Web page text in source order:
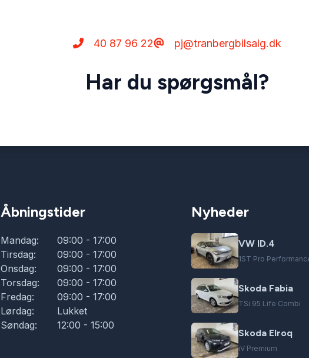
40 87 96 22 pj@tranbergbilsalg.dk
Har du spørgsmål?
Åbningstider
Mandag:
09:00 - 17:00
Tirsdag:
09:00 - 17:00
Onsdag:
09:00 - 17:00
Torsdag:
09:00 - 17:00
Fredag:
09:00 - 17:00
Lørdag:
Lukket
Søndag:
12:00 - 15:00
Nyheder
VW ID.4
1ST Pro
Skoda Fabia
TSi 95 Life Combi
Skoda Elroq
iV Premium